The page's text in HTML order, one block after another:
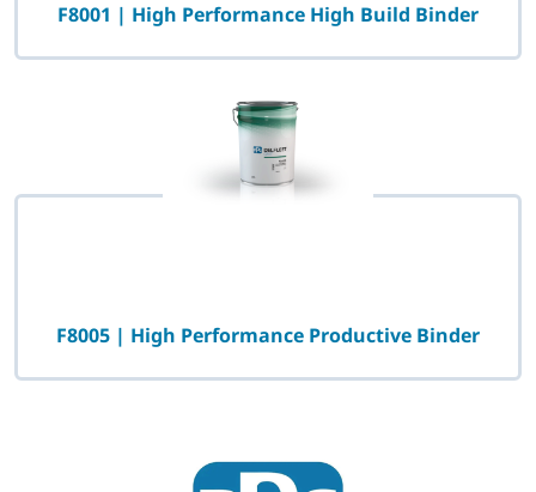
F8001 | High Performance High Build Binder
F8005 | High Performance Productive Binder